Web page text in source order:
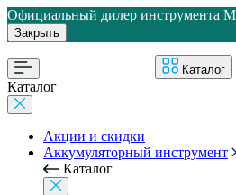
Официальный дилер инструмента
Закрыть
Каталог
Каталог
Акции и скидки
Аккумуляторный инструмент
Каталог